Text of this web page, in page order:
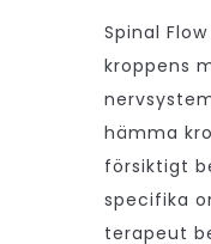
Spinal
kroppens
hämma
försiktigt
specifika
terapeut